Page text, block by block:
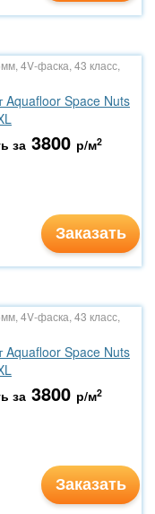
4V-фаска, 43 класс,
Aquafloor Space Nuts
за 3800 р/м2
Заказать
4V-фаска, 43 класс,
Aquafloor Space Nuts
за 3800 р/м2
Заказать